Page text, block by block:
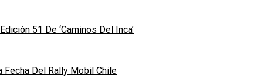
51 De ‘Caminos Del Inca’
Del Rally Mobil Chile